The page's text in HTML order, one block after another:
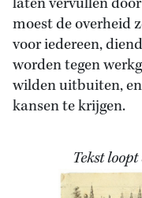
laten vervullen
moest de overheid
voor iedereen,
worden tegen
wilden uitbuiten,
kansen te krijgen.
Tekst